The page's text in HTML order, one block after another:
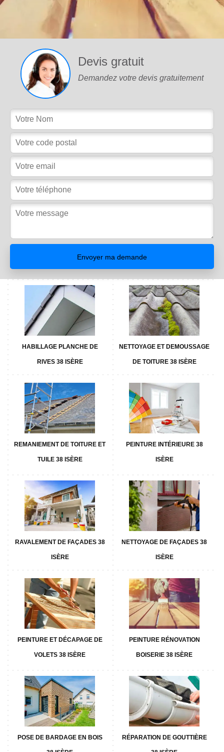
Devis gratuit
Demandez votre devis gratuitement
HABILLAGE PLANCHE DE
RIVES 38 ISÈRE
NETTOYAGE ET DEMOUSSAGE
DE TOITURE 38 ISÈRE
REMANIEMENT DE TOITURE ET
TUILE 38 ISÈRE
PEINTURE INTÉRIEURE 38
ISÈRE
RAVALEMENT DE FAÇADES 38
ISÈRE
NETTOYAGE DE FAÇADES 38
ISÈRE
PEINTURE ET DÉCAPAGE DE
VOLETS 38 ISÈRE
PEINTURE RÉNOVATION
BOISERIE 38 ISÈRE
POSE DE BARDAGE EN BOIS RÉPARATION DE GOUTTIÈRE